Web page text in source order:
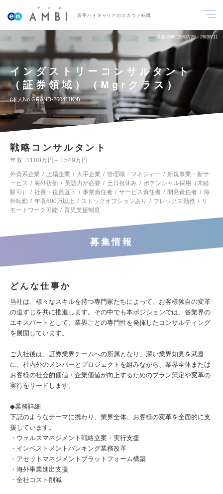
若手ハイキャリアのスカウト転職
掲載期間 26/07/29～26/08/11
インダストリーコンサルタント
（証券領域）（Mgrクラス）
求人No.GRAND-260411KN
戦略コンサルタント
年収
1100万円～1549万円
外資系企業
上場企業 大手企業 管理職・マネジャー
新規事業・新サ
ービス
海外折衝 英語力が必要 土日祝休み
ポテンシャル採用（未経
験可）
社長・役員直下 事業責任者 サービス責任者 開発責任者
海
外転勤
年収600万以上 ストックオプションあり フレックス勤務
リ
モートワーク可能
育児支援制度
募集情報
どんな仕事か
当社は、様々なスキルを持つ専門家たちによって、お客様独自の変革
の道すじを共に推進します。その中でも本ポジションでは、各業界の
エキスパートとして、業界ごとの専門性を発揮したコンサルティング
を展開しています。
ご入社後は、証券業界チームへの所属となり、深い業界知見を武器
に、社内外のメンバーとプロジェクトを組みながら、業界全体または
お客様の社会的価値・企業価値が向上するためのプラン策定や変革の
実行をリードします。
◆業務詳細
下記のようなテーマに携わり、業界全体、お客様の変革を全面的に支
援しています。
・ウェルスマネジメント戦略立案・実行支援
・インベストメントバンキング業務改革
・アセットマネジメントプラットフォーム構築
・海外事業進出支援
・全社コスト削減